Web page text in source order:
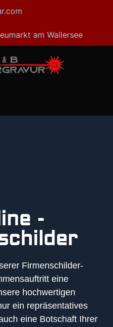
am Wallersee
-
Firmenschilder-
eine
hochwertigen
ein repräsentatives
eine Botschaft Ihrer